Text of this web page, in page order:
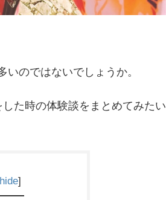
のではないでしょうか。
た時の体験談をまとめてみたい
]